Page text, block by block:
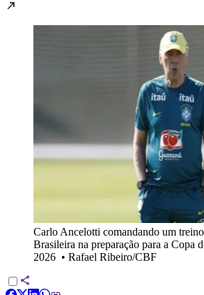
Carlo Ancelotti comandando um
Brasileira na preparação para a Copa
2026 • Rafael Ribeiro/CBF